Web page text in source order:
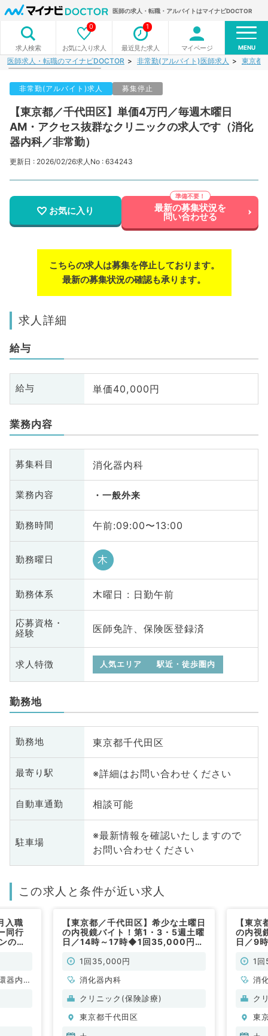
医師の求人・転職・アルバイトはマイナビDOCTOR
求人検索 お気に入り求人
0
最近見た求人
1
マイページ MENU
医師求人・転職のマイナビDOCTOR 非常勤(アルバイト)医師求人 東京都
非常勤(アルバイト)求人 募集停止
【東京都／千代田区】単価4万円／毎週木曜日
AM・アクセス抜群なクリニックの求人です（消化
器内科／非常勤）
更新日 : 2026/02/26求人No : 634243
お気に入り 最新の募集状況を
問い合わせる
こちらの求人は募集を停止しております。
最新の募集状況の確認も承ります。
求人詳細
給与
給与 単価40,000円
業務内容
募集科目 消化器内科
業務内容 一般外来
勤務時間 午前:09:00〜13:00
勤務曜日 木
勤務体系 木曜日 : 日勤午前
応募資格・
経験
医師免許、保険医登録済
求人特徴 人気エリア 駅近・徒歩圏内
勤務地
勤務地 東京都千代田区
最寄り駅 ※詳細はお問い合わせください
自動車通勤 相談可能
駐車場
※最新情報を確認いたしますので
お問い合わせください
この求人と条件が近い求人
入職
同行
の訪
器内
【東京都／千代田区】希少な土曜日
の内視鏡バイト！第1・3・5週土曜
日／14時～17時◆1回35,000円！
クリニックです（消化器内科／非常
1回35,000円
消化器内科
クリニック(保険診療)
東京都千代田区
【東
の内視
日／9
群の
1
消
ク
東